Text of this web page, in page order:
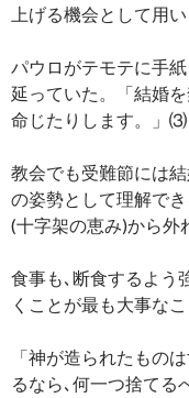
上げる機会として用
パウロがテモテに手
延っていた。「結婚
命じたりします。」
教会でも受難節には
の姿勢として理解で
(十字架の恵み)から外
食事も､断食するよう
くことが最も大事なこ
「神が造られたもの
るなら､何一つ捨てる